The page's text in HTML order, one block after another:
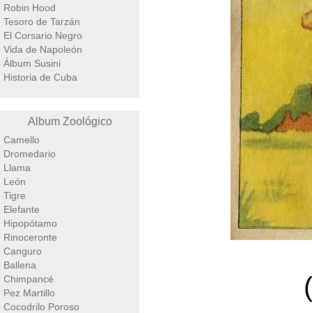
Robin Hood
Tesoro de Tarzán
El Corsario Negro
Vida de Napoleón
Álbum Susini
Historia de Cuba
Album Zoológico
Camello
Dromedario
Llama
León
Tigre
Elefante
Hipopótamo
Rinoceronte
Canguro
Ballena
Chimpancé
Pez Martillo
Cocodrilo Poroso